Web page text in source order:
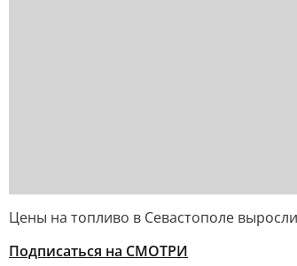
Цены на топливо в Севастополе
Подписаться на СМОТРИ